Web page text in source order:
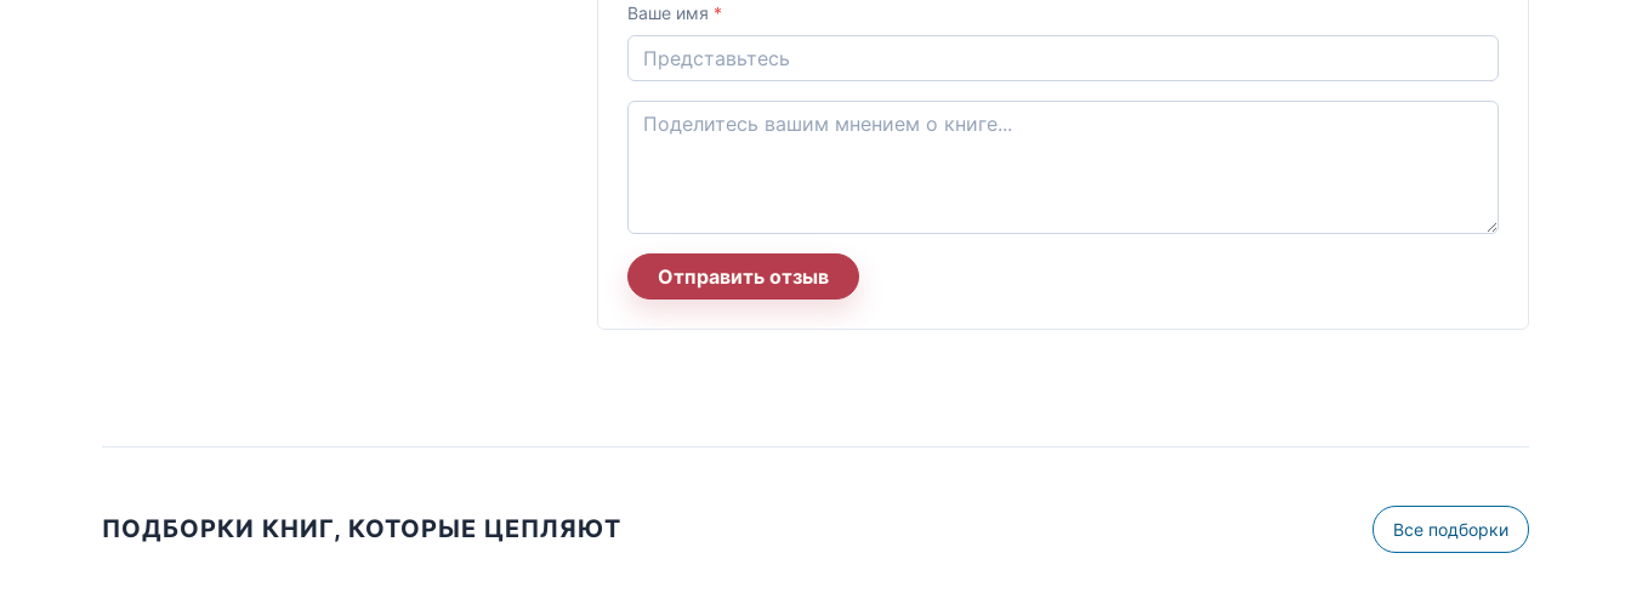
Ваше имя *
Отправить отзыв
ПОДБОРКИ КНИГ, КОТОРЫЕ ЦЕПЛЯЮТ Все подборки